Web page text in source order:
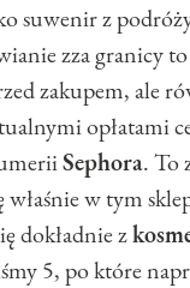
suwenir z
zza granicy
zakupem, ale
opłatami
Sephora. To
w tym
dokładnie z
5, po które